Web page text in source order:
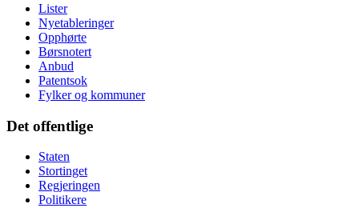
Lister
Nyetableringer
Opphørte
Børsnotert
Anbud
Patentsok
Fylker og kommuner
Det offentlige
Staten
Stortinget
Regjeringen
Politikere